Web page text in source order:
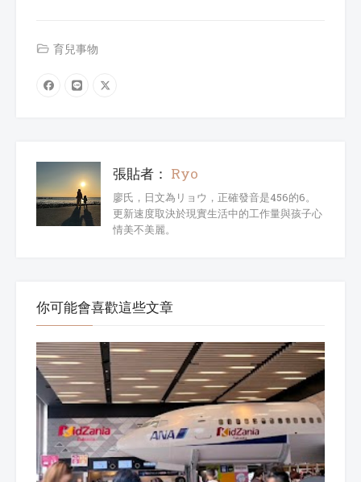
育兒事物
張貼者： Ryo
廖氏，日文為リョウ，正確發音是456的6。
更新速度取決於現實生活中的工作量與孩子心
情美不美麗。
你可能會喜歡這些文章